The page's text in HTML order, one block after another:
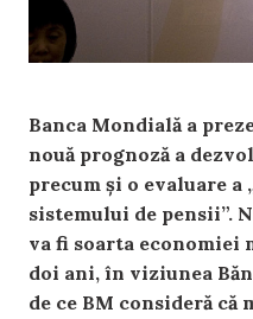
Banca Mondială a
nouă prognoză a
precum și o evaluare
sistemului de pensii”.
va fi soarta
doi ani, în viziunea
de ce BM consideră